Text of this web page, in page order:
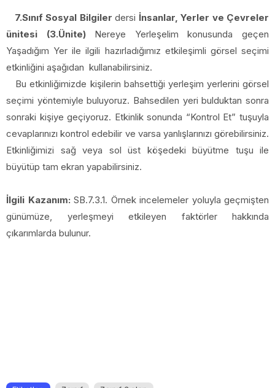
7.Sınıf Sosyal Bilgiler dersi İnsanlar, Yerler ve Çevreler
ünitesi (3.Ünite)Nereye Yerleşelim konusunda geçen
Yaşadığım Yer ile ilgili hazırladığımız etkileşimli görsel seçimi
etkinliğini aşağıdan kullanabilirsiniz.
Bu etkinliğimizde kişilerin bahsettiği yerleşim yerlerini görsel
seçimi yöntemiyle buluyoruz. Bahsedilen yeri bulduktan sonra
sonraki kişiye geçiyoruz. Etkinlik sonunda “Kontrol Et” tuşuyla
cevaplarınızı kontrol edebilir ve varsa yanlışlarınızı görebilirsiniz.
Etkinliğimizi sağ veya sol üst köşedeki büyütme tuşu ile
büyütüp tam ekran yapabilirsiniz.
İlgili Kazanım: SB.7.3.1. Örnek incelemeler yoluyla geçmişten
günümüze, yerleşmeyi etkileyen faktörler hakkında
çıkarımlarda bulunur.